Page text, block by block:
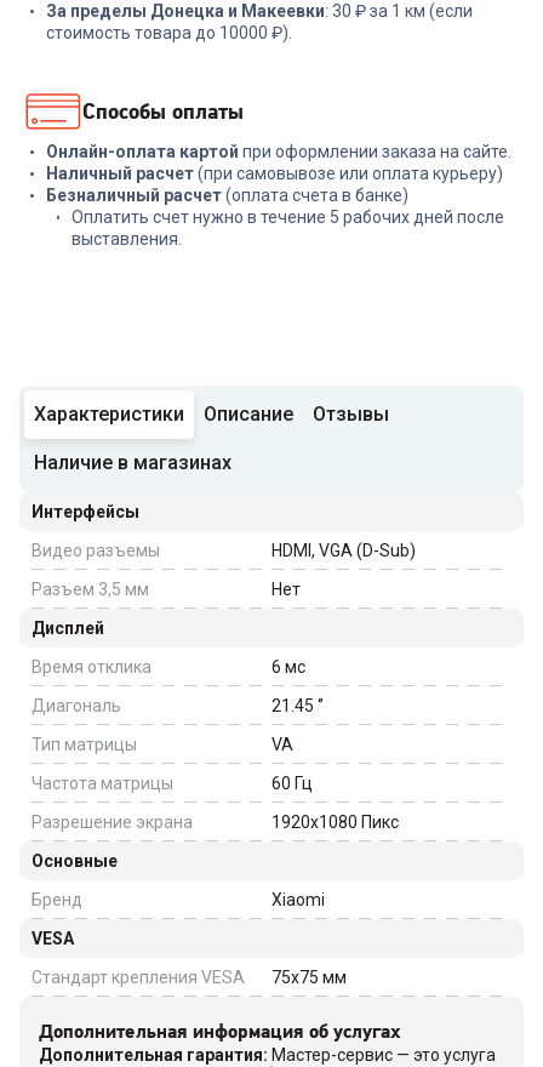
За пределы Донецка и Макеевки: 30 ₽ за 1 км (если
стоимость товара до 10000 ₽).
Способы оплаты
Онлайн-оплата картой при оформлении заказа на сайте.
Наличный расчет(при самовывозе или оплата курьеру)
Безналичный расчет(оплата счета в банке)
Оплатить счет нужно в течение 5 рабочих дней после
выставления.
Характеристики Описание Отзывы
Наличие в магазинах
Интерфейсы
Видео разъемы
HDMI, VGA (D-Sub)
Разъем 3,5 мм
Нет
Дисплей
Время отклика
6 мс
Диагональ
21.45 ‘’
Тип матрицы
VA
Частота матрицы
60 Гц
Разрешение экрана
1920x1080 Пикс
Основные
Бренд
Xiaomi
VESA
Стандарт крепления VESA
75x75 мм
Дополнительная информация об услугах
Дополнительная гарантия: Мастер-сервис — это услуга